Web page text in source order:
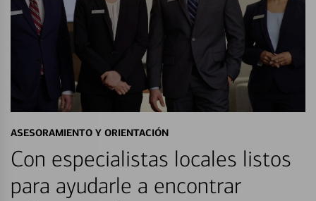
ASESORAMIENTO Y ORIENTACIÓN
Con especialistas locales listos
para ayudarle a encontrar